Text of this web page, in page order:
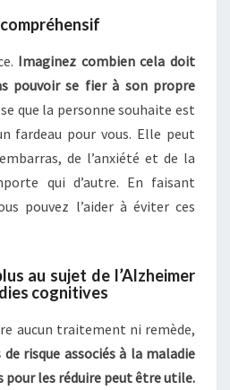
Imaginez combien cela doit
pouvoir se fier à son propre
que la personne souhaite est
fardeau pour vous. Elle peut
de l’anxiété et de la
qui d’autre. En faisant
pouvez l’aider à éviter ces
au sujet de l’Alzheimer
cognitives
aucun traitement ni remède,
risque associés à la maladie
pour les réduire peut être utile.